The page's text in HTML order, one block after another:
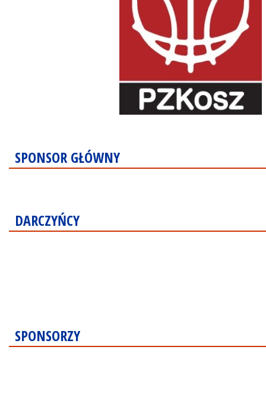
SPONSOR GŁÓWNY
DARCZYŃCY
SPONSORZY